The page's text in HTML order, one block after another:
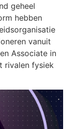
geheel
hebben
vanuit
Associate in
rivalen fysiek